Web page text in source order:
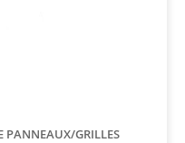
PANNEAUX/GRILLES